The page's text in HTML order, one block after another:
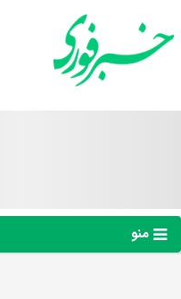
منو